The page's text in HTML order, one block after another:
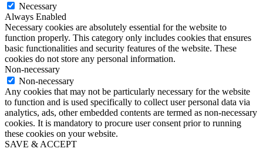
Necessary
Always Enabled
Necessary cookies are absolutely essential for the website to
function properly. This category only includes cookies that ensures
basic functionalities and security features of the website. These
cookies do not store any personal information.
Non-necessary
Non-necessary
Any cookies that may not be particularly necessary for the website
to function and is used specifically to collect user personal data via
analytics, ads, other embedded contents are termed as non-necessary
cookies. It is mandatory to procure user consent prior to running
these cookies on your website.
SAVE & ACCEPT